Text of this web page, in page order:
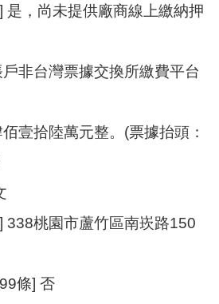
是，尚未提供廠商線上繳納押
非台灣票據交換所繳費平台
壹拾陸萬元整。(票據抬頭：
338桃園市蘆竹區南崁路150
條] 否